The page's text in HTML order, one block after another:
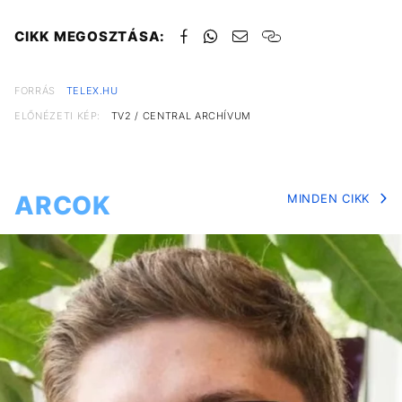
CIKK MEGOSZTÁSA:
FORRÁS
TELEX.HU
ELŐNÉZETI KÉP:
TV2 / CENTRAL ARCHÍVUM
ARCOK MINDEN CIKK